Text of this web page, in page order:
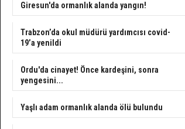
Giresun'da ormanlık alanda yangın!
Trabzon’da okul müdürü yardımcısı covid-
19’a yenildi
Ordu'da cinayet! Önce kardeşini, sonra
yengesini...
Yaşlı adam ormanlık alanda ölü bulundu